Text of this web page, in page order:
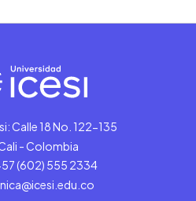
Calle 18 No. 122-135
- Colombia
(602) 555 2334